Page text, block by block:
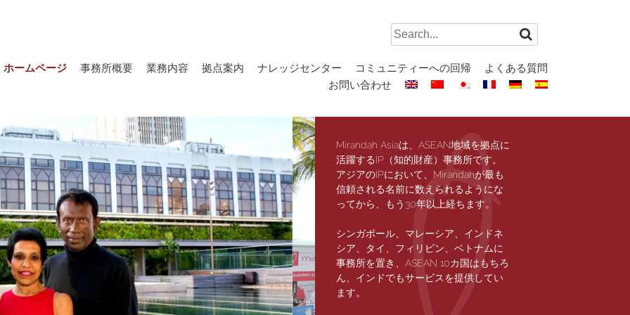
Search
for:
ホームページ 事務所概要 業務内容 拠点案内 ナレッジセンター コミュニティーへの回帰
よくある質問
お問い合わせ
Mirandah Asiaは、ASEAN地域を拠点に
活躍するIP（知的財産）事務所です。
アジアのIPにおいて、Mirandahが最も
信頼される名前に数えられるようにな
ってから、もう30年以上経ちます。
シンガポール、マレーシア、インドネ
シア、タイ、フィリピン、ベトナムに
事務所を置き、ASEAN 10カ国はもちろ
ん、インドでもサービスを提供してい
ます。